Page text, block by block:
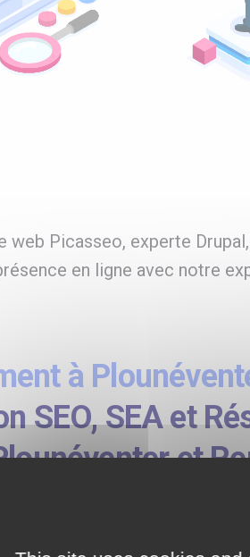
web Picasseo, experte
en ligne avec notre
à
SEO, SEA et
et
spécialisée en référencement